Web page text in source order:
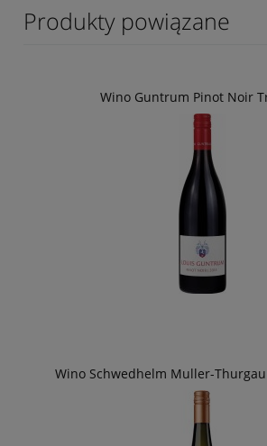
Produkty powiązane
Wino Guntrum Pinot Noir
Wino Schwedhelm Muller-